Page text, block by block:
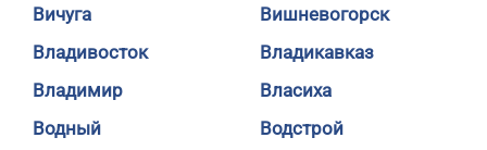
Вичуга
Вишневогорск
Владивосток
Владикавказ
Владимир
Власиха
Водный
Водстрой